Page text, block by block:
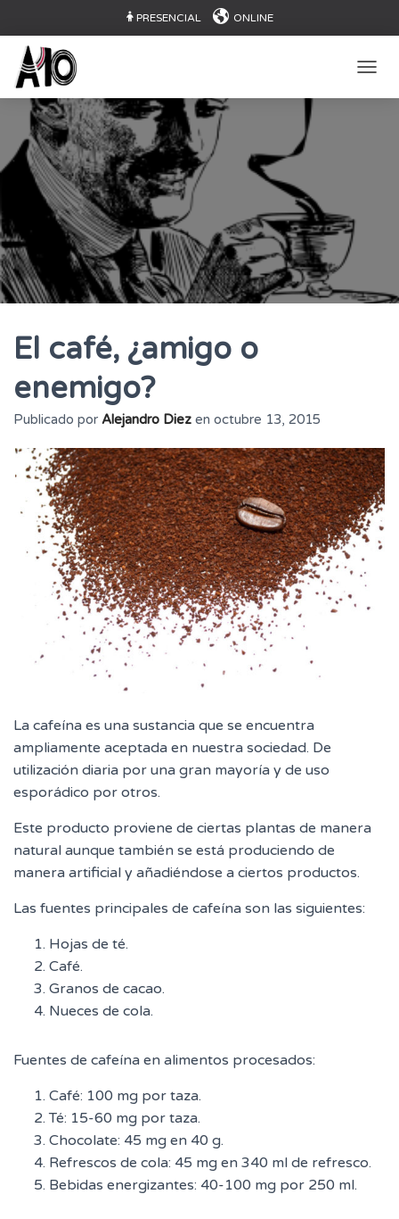
PRESENCIAL ONLINE
El café, ¿amigo o
enemigo?
Publicado por Alejandro Diez en octubre 13, 2015
La cafeína es una sustancia que se encuentra
ampliamente aceptada en nuestra sociedad. De
utilización diaria por una gran mayoría y de uso
esporádico por otros.
Este producto proviene de ciertas plantas de manera
natural aunque también se está produciendo de
manera artificial y añadiéndose a ciertos productos.
Las fuentes principales de cafeína son las siguientes:
Hojas de té.
Café.
Granos de cacao.
Nueces de cola.
Fuentes de cafeína en alimentos procesados:
Café: 100 mg por taza.
Té: 15-60 mg por taza.
Chocolate: 45 mg en 40 g.
Refrescos de cola: 45 mg en 340 ml de refresco.
Bebidas energizantes: 40-100 mg por 250 ml.